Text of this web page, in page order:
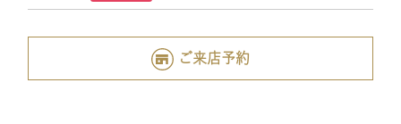
ご来店予約